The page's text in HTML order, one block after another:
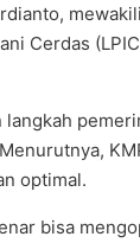
Cerdas
optimal.
bisa